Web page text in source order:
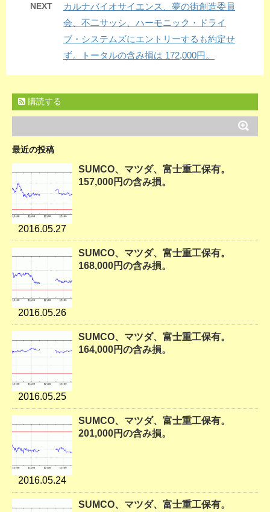
NEXT
カルナバイオサイエンス、夢の街創造委員
会、不二サッシ、ハーモニック・ドライ
ブ・システムズにエントリーするも約定せ
ず。トータルの含み損は 172,000円。
購読する
最近の投稿
2016.05.27
SUMCO、マツダ、富士重工保有。
157,000円の含み損。
2016.05.26
SUMCO、マツダ、富士重工保有。
168,000円の含み損。
2016.05.25
SUMCO、マツダ、富士重工保有。
164,000円の含み損。
2016.05.24
SUMCO、マツダ、富士重工保有。
201,000円の含み損。
SUMCO、マツダ、富士重工保有。